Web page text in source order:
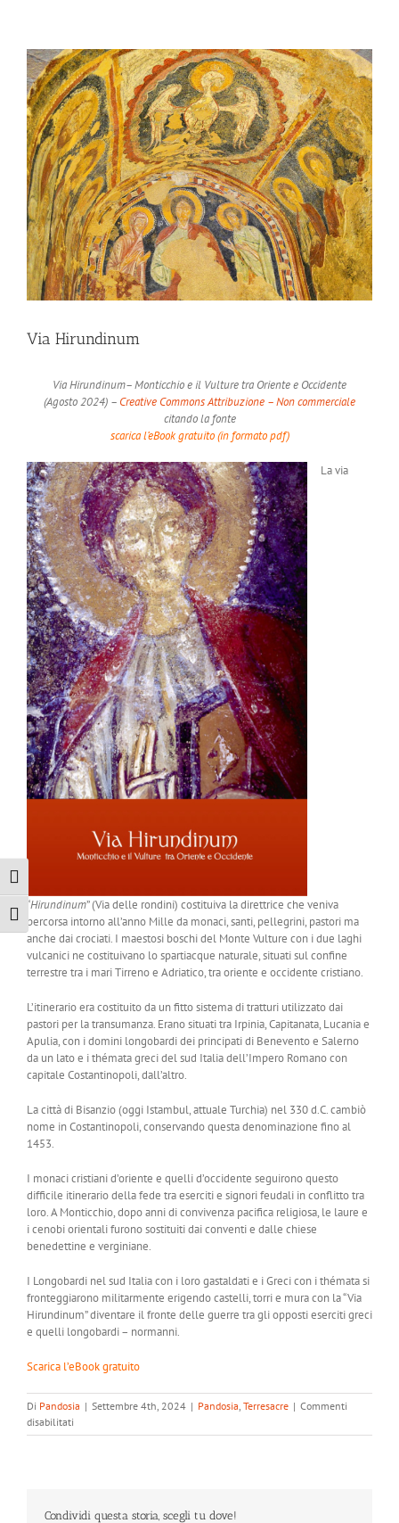
Attiva/disattiva alto contrasto
Attiva/disattiva dimensione testo
Ingrandisci
immagine
Via Hirundinum
Via Hirundinum– Monticchio e il Vulture tra Oriente e Occidente
(Agosto 2024) – Creative Commons Attribuzione – Non commerciale
citando la fonte
scarica l’eBook gratuito (in formato pdf)
La via
“Hirundinum” (Via delle rondini) costituiva la direttrice che veniva
percorsa intorno all’anno Mille da monaci, santi, pellegrini, pastori ma
anche dai crociati. I maestosi boschi del Monte Vulture con i due laghi
vulcanici ne costituivano lo spartiacque naturale, situati sul confine
terrestre tra i mari Tirreno e Adriatico, tra oriente e occidente cristiano.
L’itinerario era costituito da un fitto sistema di tratturi utilizzato dai
pastori per la transumanza. Erano situati tra Irpinia, Capitanata, Lucania e
Apulia, con i domini longobardi dei principati di Benevento e Salerno
da un lato e i thémata greci del sud Italia dell’Impero Romano con
capitale Costantinopoli, dall’altro.
La città di Bisanzio (oggi Istambul, attuale Turchia) nel 330 d.C. cambiò
nome in Costantinopoli, conservando questa denominazione fino al
1453.
I monaci cristiani d’oriente e quelli d’occidente seguirono questo
difficile itinerario della fede tra eserciti e signori feudali in conflitto tra
loro. A Monticchio, dopo anni di convivenza pacifica religiosa, le laure e
i cenobi orientali furono sostituiti dai conventi e dalle chiese
benedettine e verginiane.
I Longobardi nel sud Italia con i loro gastaldati e i Greci con i thémata si
fronteggiarono militarmente erigendo castelli, torri e mura con la “Via
Hirundinum” diventare il fronte delle guerre tra gli opposti eserciti greci
e quelli longobardi – normanni.
Scarica l’eBook gratuito
Di Pandosia | Settembre 4th, 2024 | Pandosia Terresacre | Commenti
disabilitati
Via
Condividi questa storia, scegli tu dove!